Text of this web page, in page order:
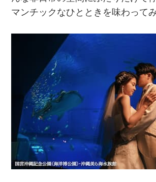
マンチックなひとときを味わって